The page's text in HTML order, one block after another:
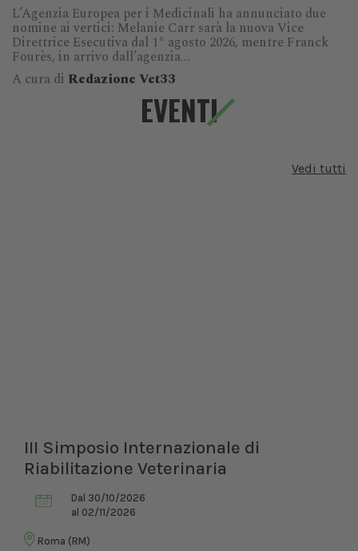
L’Agenzia Europea per i Medicinali ha annunciato due
nomine ai vertici: Melanie Carr sarà la nuova Vice
Direttrice Esecutiva dal 1° agosto 2026, mentre Franck
Fourès, in arrivo dall’agenzia...
A cura di Redazione Vet33
EVENTI
Vedi tutti
III Simposio Internazionale di
Riabilitazione Veterinaria
Dal 30/10/2026
al 02/11/2026
Roma (RM)